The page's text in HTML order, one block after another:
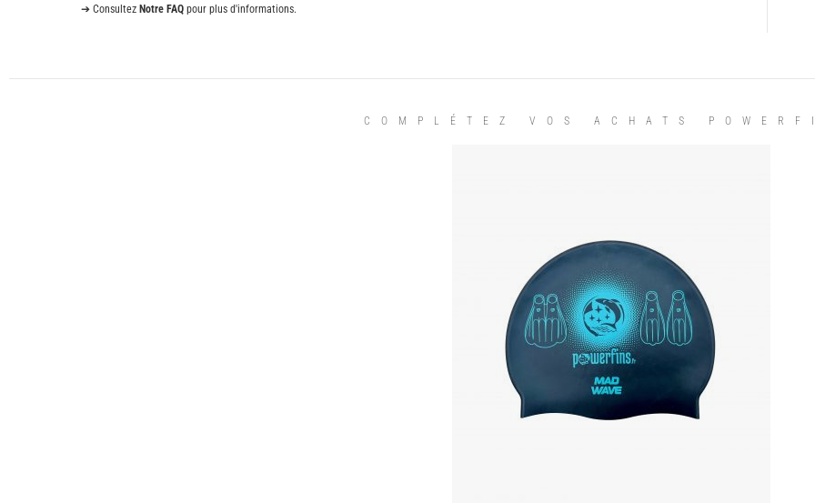
➔ ConsultezNotre FAQ pour plus d'informations.
COMPLÉTEZ VOS ACHATS